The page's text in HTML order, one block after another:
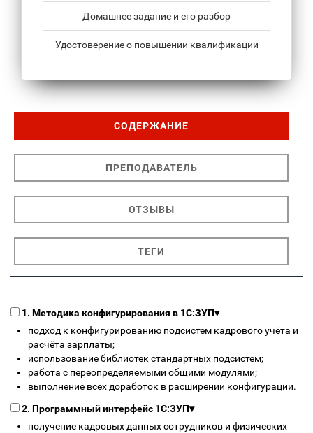
Домашнее задание и его разбор
Удостоверение о повышении квалификации
СОДЕРЖАНИЕ
ПРЕПОДАВАТЕЛЬ
ОТЗЫВЫ
ТЕГИ
1. Методика конфигурирования в 1С:ЗУП▾
подход к конфигурированию подсистем кадрового учёта и
расчёта зарплаты;
использование библиотек стандартных подсистем;
работа с переопределяемыми общими модулями;
выполнение всех доработок в расширении конфигурации.
2. Программный интерфейс 1С:ЗУП▾
получение кадровых данных сотрудников и физических